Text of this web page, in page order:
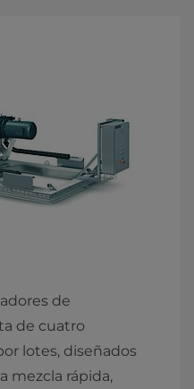
de
de cuatro
lotes, diseñados
mezcla rápida,